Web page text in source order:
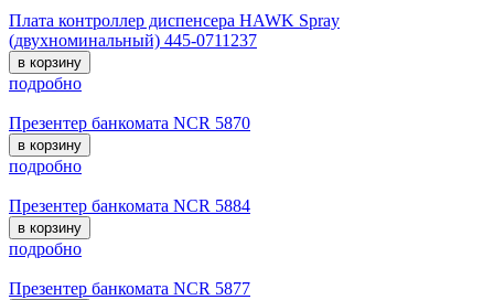
Плата контроллер диспенсера HAWK Spray
(двухноминальный) 445-0711237
в корзину
подробно
Презентер банкомата NCR 5870
в корзину
подробно
Презентер банкомата NCR 5884
в корзину
подробно
Презентер банкомата NCR 5877